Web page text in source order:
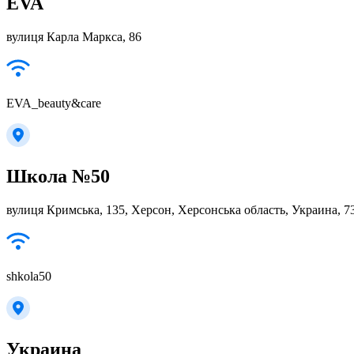
вулиця Карла Маркса, 86
EVA_beauty&care
Школа №50
вулиця Кримська, 135, Херсон, Херсонська область, Украина,
shkola50
Украина